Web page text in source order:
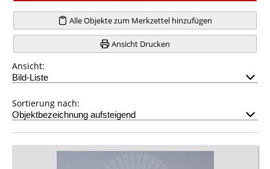
Alle Objekte zum Merkzettel hinzufügen
Ansicht Drucken
Ansicht:
Sortierung nach: